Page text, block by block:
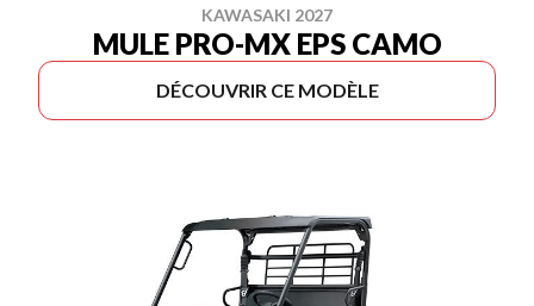
KAWASAKI 2027
MULE PRO-MX EPS CAMO
DÉCOUVRIR CE MODÈLE